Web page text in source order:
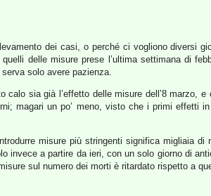
dei casi, o perché ci vogliono diversi
delle misure prese l’ultima settimana di
solo avere pazienza.
sia già l’effetto delle misure dell’8 marzo,
magari un po’ meno, visto che i primi effetti
misure più stringenti significa migliaia
invece a partire da ieri, con un solo giorno di
sul numero dei morti è ritardato rispetto a